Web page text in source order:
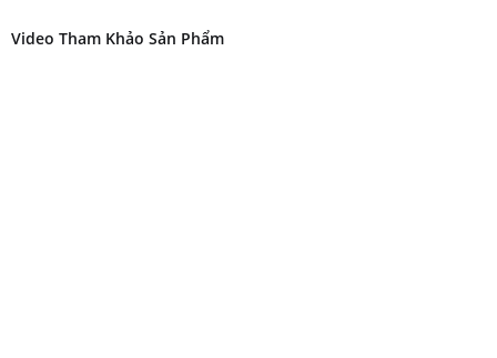
Video Tham Khảo Sản Phẩm